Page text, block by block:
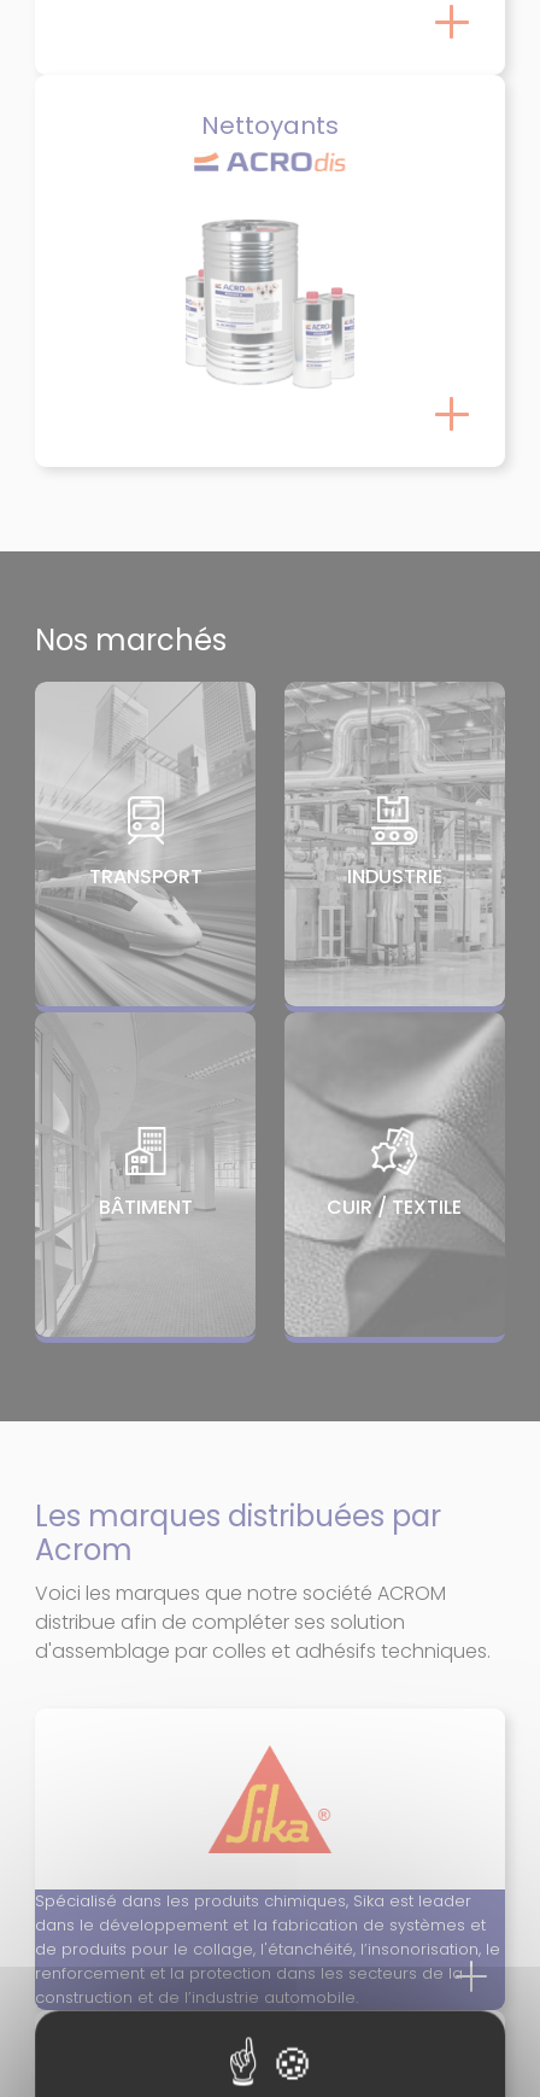
Nettoyants
Nos marchés
TRANSPORT INDUSTRIE
BÂTIMENT CUIR / TEXTILE
Les marques distribuées par
Acrom
Voici les marques que notre société ACROM
distribue afin de compléter ses solution
d'assemblage par colles et adhésifs techniques.
Spécialisé dans les produits chimiques, Sika est leader
dans le développement et la fabrication de systèmes et
de produits pour le collage, l'étanchéité, l’insonorisation, le
renforcement et la protection dans les secteurs de la
construction et de l’industrie automobile.